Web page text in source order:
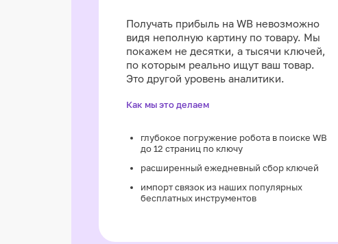
Получать прибыль на WB невозможно
видя неполную картину по товару. Мы
покажем не десятки, а тысячи ключей,
по которым реально ищут ваш товар.
Это другой уровень аналитики.
Как мы это делаем
глубокое погружение робота в поиске WB
до 12 страниц по ключу
расширенный ежедневный сбор ключей
импорт связок из наших популярных
бесплатных инструментов